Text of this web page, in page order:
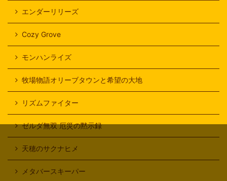
エンダーリリーズ
Cozy Grove
モンハンライズ
牧場物語オリーブタウンと希望の大地
リズムファイター
ゼルダ無双 厄災の黙示録
天穂のサクナヒメ
メタバースキーパー